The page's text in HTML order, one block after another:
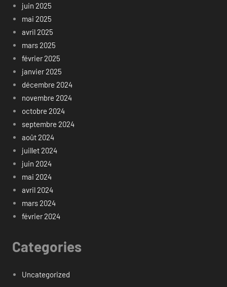
juin 2025
mai 2025
avril 2025
mars 2025
février 2025
janvier 2025
décembre 2024
novembre 2024
octobre 2024
septembre 2024
août 2024
juillet 2024
juin 2024
mai 2024
avril 2024
mars 2024
février 2024
Categories
Uncategorized